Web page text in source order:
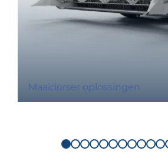
Maaidorser oplossingen